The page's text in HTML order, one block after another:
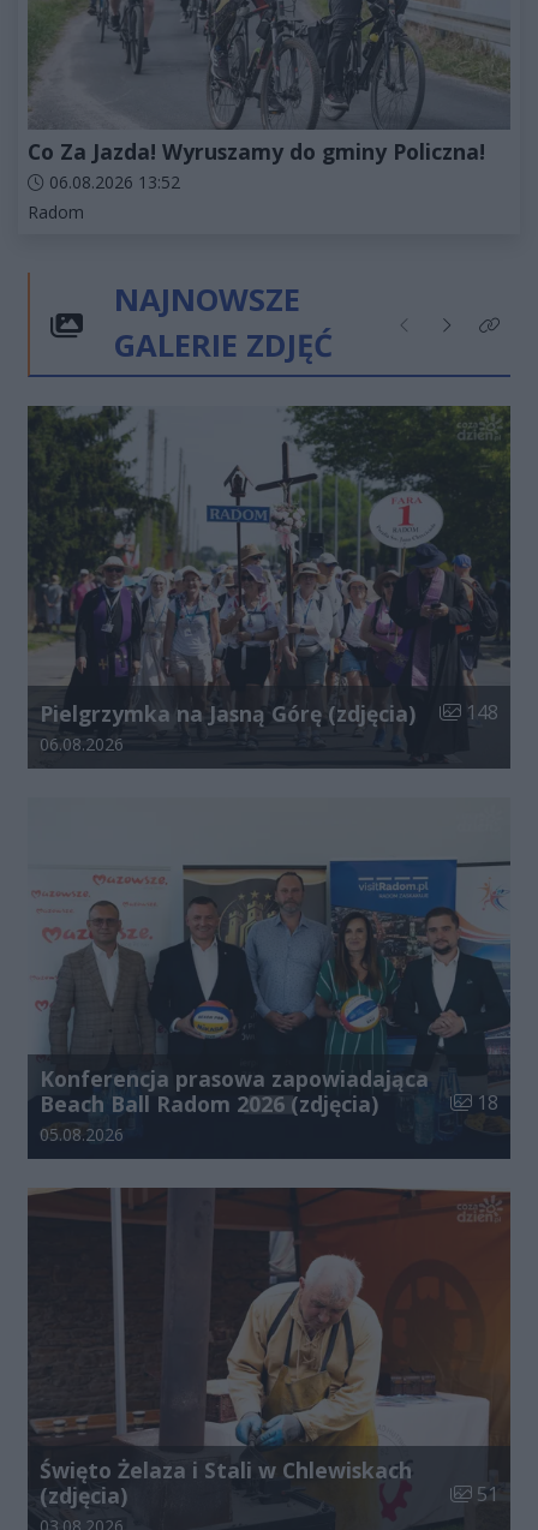
Co Za Jazda! Wyruszamy do gminy Policzna!
Data dodania artykułu:
06.08.2026 13:52
Kategorie artykułu:
Radom
NAJNOWSZE
GALERIE ZDJĘĆ
Poprzednie
NastępneKliknij
Pielgrzymka na Jasną Górę (zdjęcia) Liczba
148
Data dodania galerii:
06.08.2026
Konferencja prasowa zapowiadająca
Beach Ball Radom 2026 (zdjęcia)
Liczba
18
Data dodania galerii:
05.08.2026
Święto Żelaza i Stali w Chlewiskach
(zdjęcia)
Liczba
51
Data dodania galerii:
03.08.2026